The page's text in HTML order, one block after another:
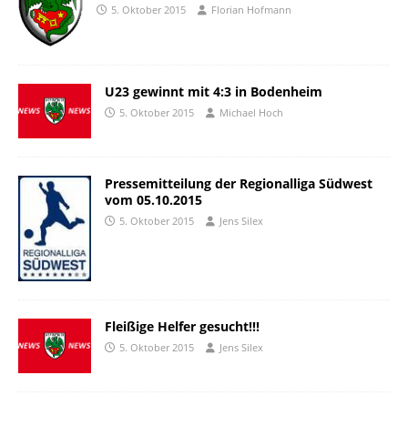
5. Oktober 2015 Florian Hofmann
U23 gewinnt mit 4:3 in Bodenheim
5. Oktober 2015 Michael Hoch
Pressemitteilung der Regionalliga Südwest
vom 05.10.2015
5. Oktober 2015 Jens Silex
Fleißige Helfer gesucht!!!
5. Oktober 2015 Jens Silex